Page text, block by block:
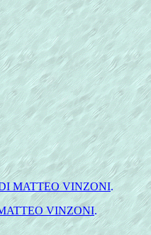
MATTEO VINZONI.
VINZONI.